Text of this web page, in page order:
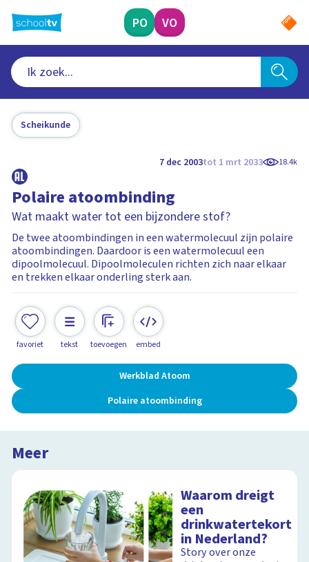
naar
hoofdinhoud
PO VO
Scheikunde
7 dec 2003tot 1 mrt 2033 18.4k
Polaire atoombinding
Wat maakt water tot een bijzondere stof?
De twee atoombindingen in een watermolecuul zijn polaire
atoombindingen. Daardoor is een watermolecuul een
dipoolmolecuul. Dipoolmoleculen richten zich naar elkaar
en trekken elkaar onderling sterk aan.
favoriet tekst toevoegen embed
Werkblad Atoom
Polaire atoombinding
Meer
Waarom dreigt
een
drinkwatertekort
in Nederland?
Story over onze